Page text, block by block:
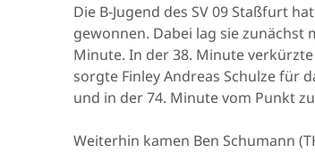
Die B-Jugend des SV 09 Staßfurt
gewonnen. Dabei lag sie zunächst
Minute. In der 38. Minute
sorgte Finley Andreas Schulze für
und in der 74. Minute vom Punkt
Weiterhin kamen Ben Schumann